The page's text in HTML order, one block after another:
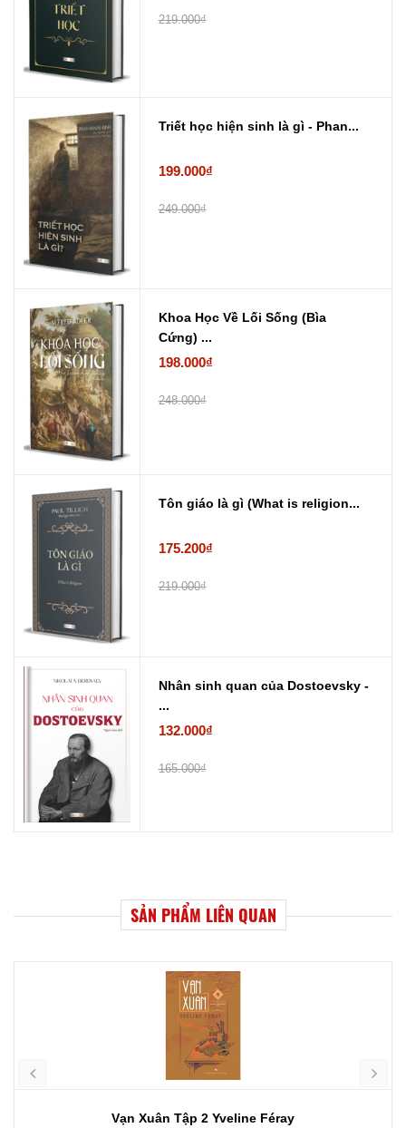
219.000₫
Triết học hiện sinh là gì - Phan...
199.000₫
249.000₫
Khoa Học Về Lối Sống (Bìa
Cứng) ...
198.000₫
248.000₫
Tôn giáo là gì (What is religion...
175.200₫
219.000₫
Nhân sinh quan của Dostoevsky -
...
132.000₫
165.000₫
SẢN PHẨM LIÊN QUAN
Vạn Xuân Tập 2 Yveline Féray